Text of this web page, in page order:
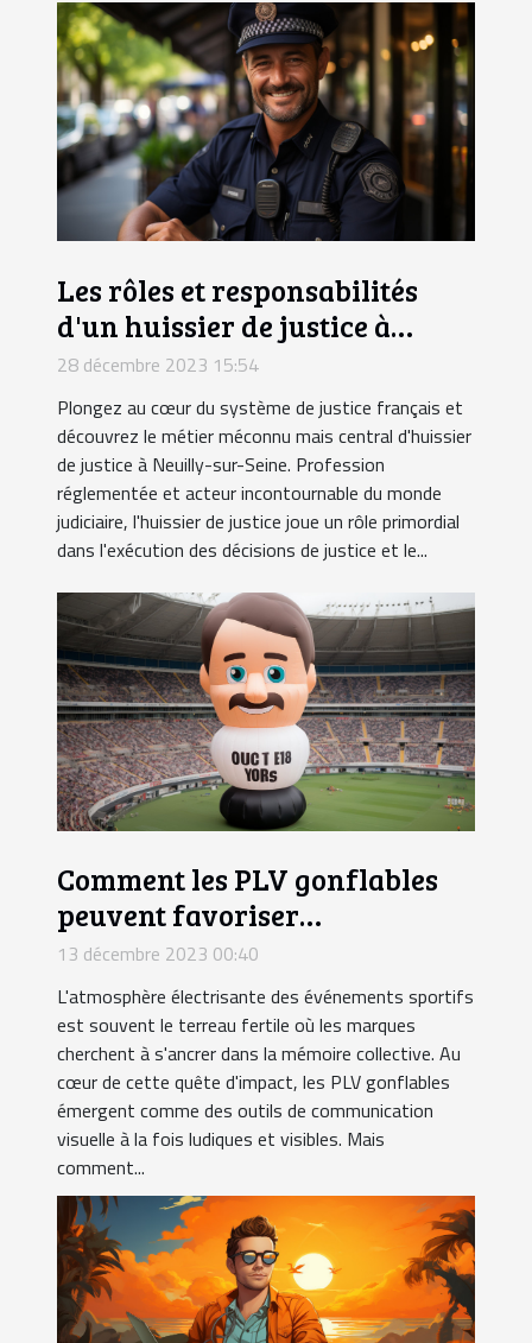
Les rôles et responsabilités
d'un huissier de justice à
Neuilly-sur-Seine
28 décembre 2023 15:54
Plongez au cœur du système de justice français et
découvrez le métier méconnu mais central d'huissier
de justice à Neuilly-sur-Seine. Profession
réglementée et acteur incontournable du monde
judiciaire, l'huissier de justice joue un rôle primordial
dans l'exécution des décisions de justice et le...
Comment les PLV gonflables
peuvent favoriser
l'engagement lors des
événements sportifs ?
13 décembre 2023 00:40
L'atmosphère électrisante des événements sportifs
est souvent le terreau fertile où les marques
cherchent à s'ancrer dans la mémoire collective. Au
cœur de cette quête d'impact, les PLV gonflables
émergent comme des outils de communication
visuelle à la fois ludiques et visibles. Mais
comment...